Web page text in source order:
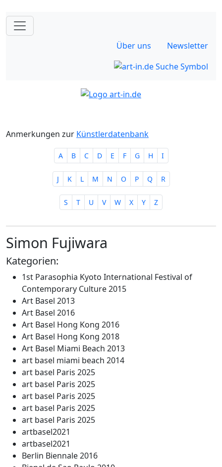
Über uns Newsletter
Anmerkungen zur Künstlerdatenbank
A B C D E F G H I
J K L M N O P Q R
S T U V W X Y Z
Simon Fujiwara
Kategorien:
1st Parasophia Kyoto International Festival of
Contemporary Culture 2015
Art Basel 2013
Art Basel 2016
Art Basel Hong Kong 2016
Art Basel Hong Kong 2018
Art Basel Miami Beach 2013
art basel miami beach 2014
art basel Paris 2025
art basel Paris 2025
art basel Paris 2025
art basel Paris 2025
art basel Paris 2025
artbasel2021
artbasel2021
Berlin Biennale 2016